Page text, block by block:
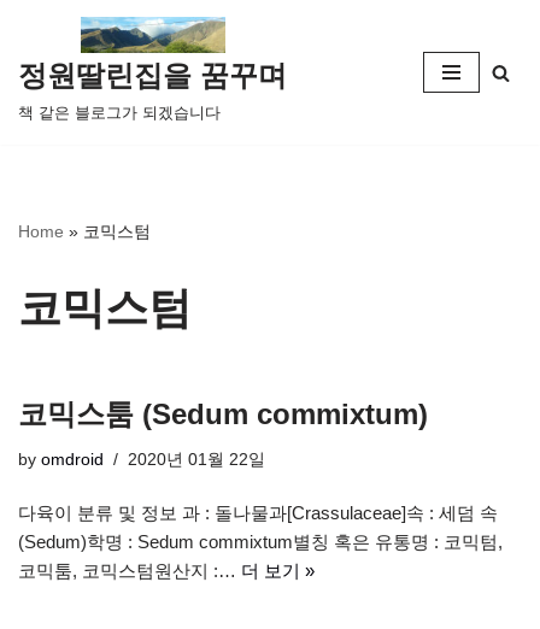
콘
텐
츠
뛰
정원딸린집을 꿈꾸며
책 같은 블로그가 되겠습니다
Home » 코믹스텀
코믹스텀
코믹스툼 (Sedum commixtum)
by omdroid 2020년 01월 22일
다육이 분류 및 정보 과 : 돌나물과[Crassulaceae]속 : 세덤 속
(Sedum)학명 : Sedum commixtum별칭 혹은 유통명 : 코믹텀,
코믹툼, 코믹스텀원산지 :… 더 보기 »